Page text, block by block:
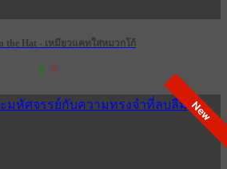
the Hat - เหมียวแคทใส่หมวกโก้
8 0
New